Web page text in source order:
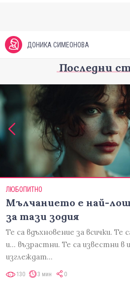
ДОНИКА СИМЕОНОВА
Последни
ЛЮБОПИТНО
Мълчанието е най-
за тази зодия
Те са вдъхновение за всички. Те
и... възрастни. Те са известни
изглеждат…
130 3 мин 0